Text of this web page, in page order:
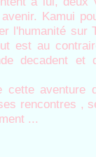
Kamui
l'humanité sur
est au
decadent
cette aventure
rencontres ,
...